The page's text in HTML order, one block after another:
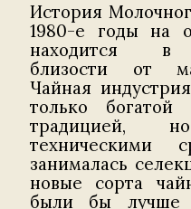
История
1980-е годы на
находится в
близости от
Чайная
только
традицией,
техническими
занималась
новые сорта
были бы лучше